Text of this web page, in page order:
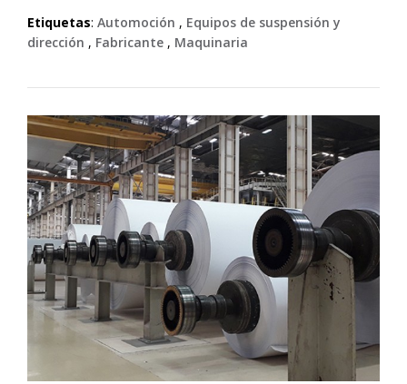
Etiquetas: Automoción , Equipos de suspensión y
dirección , Fabricante , Maquinaria